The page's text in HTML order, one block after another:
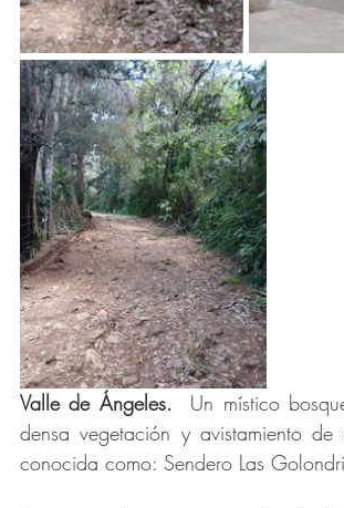
Valle de Ángeles. Un místico
densa vegetación y avistamiento
conocida como: Sendero Las